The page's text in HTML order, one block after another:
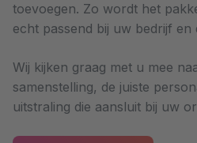
toevoegen. Zo wordt het
echt passend bij uw bedrijf en
Wij kijken graag met u mee
samenstelling, de juiste
uitstraling die aansluit bij uw